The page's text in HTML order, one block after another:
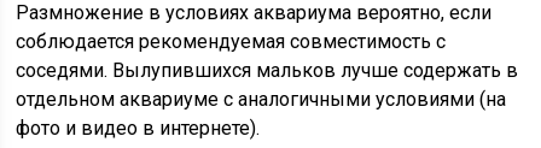
Размножение в условиях аквариума вероятно, если
соблюдается рекомендуемая совместимость с
соседями. Вылупившихся мальков лучше содержать в
отдельном аквариуме с аналогичными условиями (на
фото и видео в интернете).